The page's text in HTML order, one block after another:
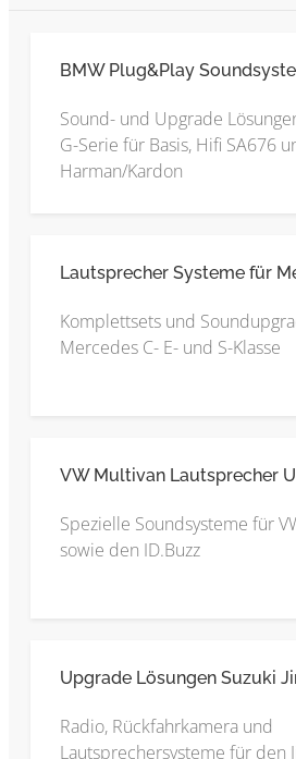
BMW Plug&Play
Sound- und Upgrade
G-Serie für Basis, Hifi SA676
Harman/Kardon
Lautsprecher Systeme für
Komplettsets und
Mercedes C- E- und S-Klasse
VW Multivan Lautsprecher
Spezielle Soundsysteme für
sowie den ID.Buzz
Upgrade Lösungen Suzuki
Radio, Rückfahrkamera und
Lautsprechersysteme für den